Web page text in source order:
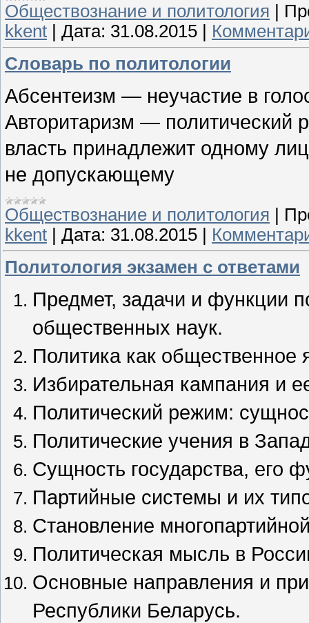
Обществознание и политология
kkent
Дата: 31.08.2015
Словарь по политологии
Абсентеизм — неучастие в
Авторитаризм — политический
власть принадлежит одному
не допускающему
Обществознание и политология |
kkent | Дата: 31.08.2015 |
Политология экзамен с ответами
Предмет, задачи и функции
общественных наук.
Политика как общественное
Избирательная кампания и
Политический режим:
Политические учения в
Сущность государства, его
Партийные системы и их
Становление
Политическая мысль в
Основные направления и
Республики Беларусь.